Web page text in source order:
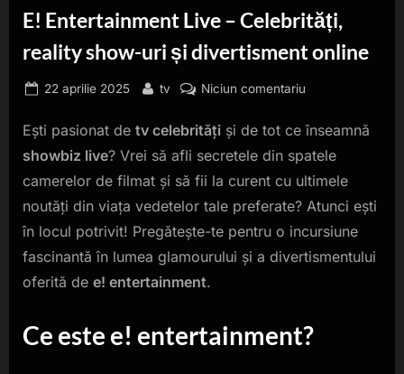
E! Entertainment Live – Celebrități,
reality show-uri și divertisment online
Posted
22 aprilie 2025 By
tv Niciun comentariula
Entertainment
Live
reality
show-
uri
Ești pasionat de tv celebrități și de tot ce înseamnă
showbiz live? Vrei să afli secretele din spatele
camerelor de filmat și să fii la curent cu ultimele
noutăți din viața vedetelor tale preferate? Atunci ești
în locul potrivit! Pregătește-te pentru o incursiune
fascinantă în lumea glamourului și a divertismentului
oferită de e! entertainment.
Ce este e! entertainment?